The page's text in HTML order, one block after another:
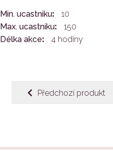
Min. ucastniku
10
Max. ucastniku
150
Délka akce
4 hodiny
Předchozí produkt